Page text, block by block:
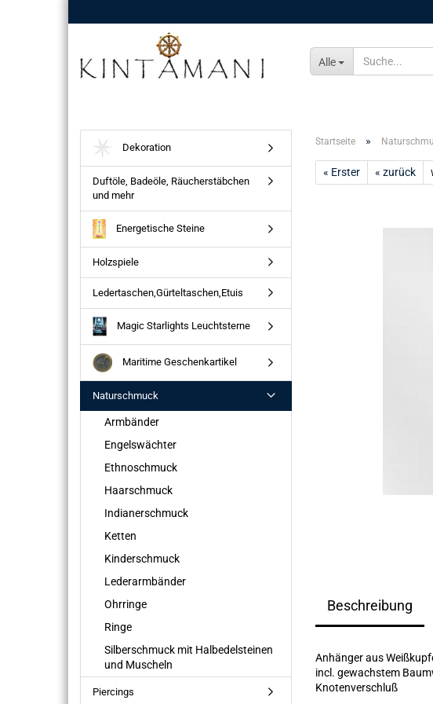
Alle
Startseite »
« Erster « zurück
Beschreibung
Anhänger aus
incl. gewachstem
Knotenverschluß
Dekoration
Duftöle, Badeöle, Räucherstäbchen
und mehr
Energetische Steine
Holzspiele
Ledertaschen,Gürteltaschen,Etuis
Magic Starlights Leuchtsterne
Maritime Geschenkartikel
Naturschmuck
Armbänder
Engelswächter
Ethnoschmuck
Haarschmuck
Indianerschmuck
Ketten
Kinderschmuck
Lederarmbänder
Ohrringe
Ringe
Silberschmuck mit Halbedelsteinen
und Muscheln
Piercings